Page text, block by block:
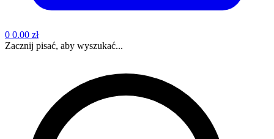
0 0.00 zł
Zacznij pisać, aby wyszukać...